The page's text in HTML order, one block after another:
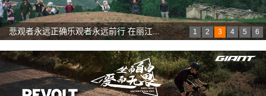
中国安踏mentech洲际队个人总成绩亚军&...
2026中国西藏第七届跨喜马拉雅国际公路...
Polished to Perfection DT Swiss发...
1 2 3 4 5 6